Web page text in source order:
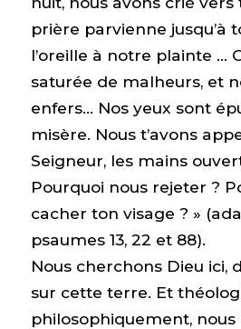
prière parvienne jusqu’à
l’oreille à notre plainte …
saturée de malheurs, et
enfers… Nos yeux sont
misère. Nous t’avons
Seigneur, les mains
Pourquoi nous rejeter ?
cacher ton visage ? »
psaumes 13, 22 et 88).
Nous cherchons Dieu ici,
sur cette terre. Et
philosophiquement,